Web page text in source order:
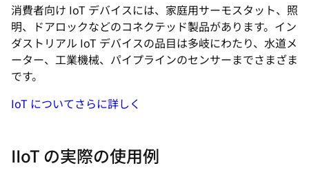
消費者向け IoT デバイスには、家庭用サーモスタット、照
明、ドアロックなどのコネクテッド製品があります。イン
ダストリアル IoT デバイスの品目は多岐にわたり、水道メ
ーター、工業機械、パイプラインのセンサーまでさまざま
です。
IoT についてさらに詳しく
IIoT の実際の使用例